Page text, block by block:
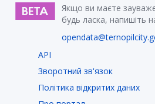
Якщо ви маєте
будь ласка, напишіть
API
Зворотний зв'язок
Політика відкритих даних